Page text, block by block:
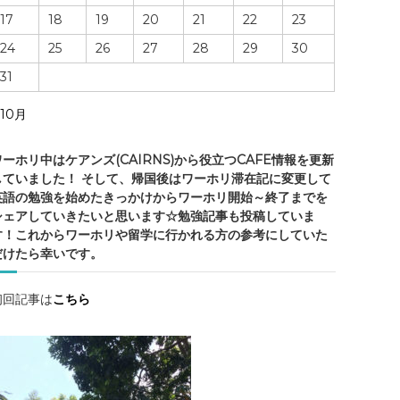
17 18 19 20 21 22
23
24
25 26 27 28 29
30
31
月
ーホリ中はケアンズ(CAIRNS)から役立つCAFE情報を更新
ていました！ そして、帰国後はワーホリ滞在記に変更して
語の勉強を始めたきっかけからワーホリ開始～終了までを
ェアしていきたいと思います☆勉強記事も投稿していま
！これからワーホリや留学に行かれる方の参考にしていた
けたら幸いです。
回記事はこちら